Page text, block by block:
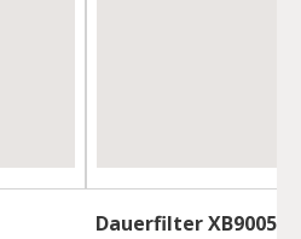
Dauerfilter XB900501
Bewertung